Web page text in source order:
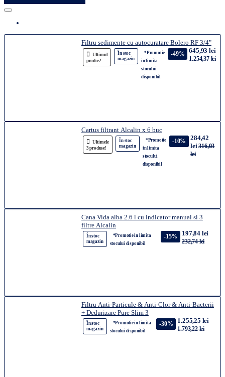
Filtru sedimente cu autocuratare Bolero RF 3/4"
Ultimul
produs!
În stoc
magazin
*Promotie
in limita
stocului
disponibil
-49% 645,93 lei
1.254,37 lei
Cartus filtrant Alcalin x 6 buc
Ultimele
3 produse!
În stoc
magazin
*Promotie
in limita
stocului
disponibil
-10%
284,42
lei 316,03
lei
Cana Vida alba 2.6 l cu indicator manual si 3
filtre Alcalin
În stoc
magazin
*Promotie in limita
stocului disponibil
-15% 197,84 lei
232,74 lei
Filtru Anti-Particule & Anti-Clor & Anti-Bacterii
+ Dedurizare Pure Slim 3
În stoc
magazin
*Promotie in limita
stocului disponibil
-30% 1.255,25 lei
1.793,22 lei